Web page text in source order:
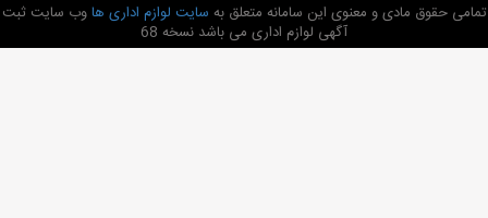
تمامی حقوق مادی و معنوی این سامانه متعلق به سایت لوازم اداری هاوب سایت ثبت
آگهی لوازم اداری می باشد نسخه 68